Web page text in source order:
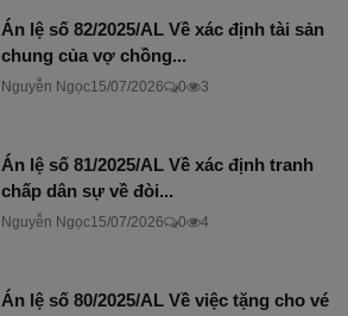
Án lệ số 82/2025/AL Về xác định tài sản
chung của vợ chồng...
Nguyễn Ngọc15/07/2026 0 3
Án lệ số 81/2025/AL Về xác định tranh
chấp dân sự về đòi...
Nguyễn Ngọc15/07/2026 0 4
Án lệ số 80/2025/AL Về việc tặng cho vé